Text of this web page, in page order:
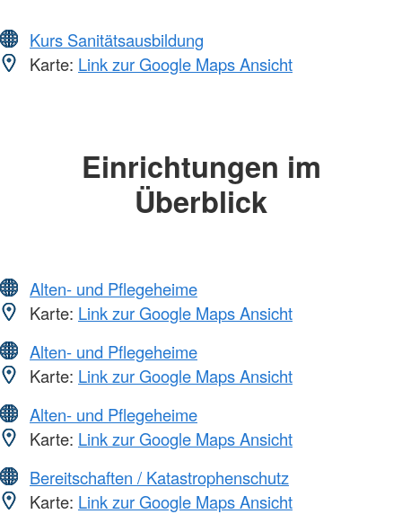
Kurs Sanitätsausbildung
Karte: Link zur Google Maps Ansicht
Einrichtungen im
Überblick
Alten- und Pflegeheime
Karte: Link zur Google Maps Ansicht
Alten- und Pflegeheime
Karte: Link zur Google Maps Ansicht
Alten- und Pflegeheime
Karte: Link zur Google Maps Ansicht
Bereitschaften / Katastrophenschutz
Karte: Link zur Google Maps Ansicht